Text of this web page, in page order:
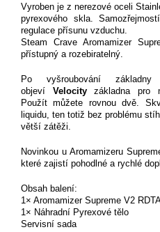
Vyroben je z nerezové oceli
pyrexového skla.
regulace přísunu vzduchu.
Steam Crave Aromamizer
přístupný a rozebiratelný.
Po vyšroubování
objeví Velocityzákladna pro
Použít můžete rovnou dvě.
liquidu, ten totiž bez problému
větší zátěži.
Novinkou u Aromamizeru
které zajistí pohodlné a rychlé
Obsah balení:
1× Aromamizer Supreme V2
1× Náhradní Pyrexové tělo
Servisní sada